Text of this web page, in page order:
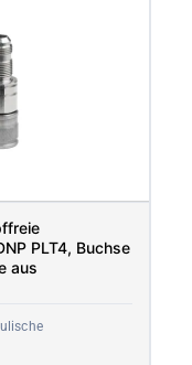
PLT4, Buchse
aus